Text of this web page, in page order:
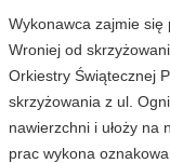
Wykonawca zajmie się
Wroniej od
Orkiestry Świątecznej
skrzyżowania z ul.
nawierzchni i ułoży na
prac wykona